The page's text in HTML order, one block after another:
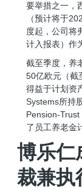
要举措之一，
（预计将于
度起，公司将
计入报表）作
截至季度，养
50亿欧元（截
得益于计划资
Systems所持
Pension-
了员工养老金
博乐仁
裁兼执